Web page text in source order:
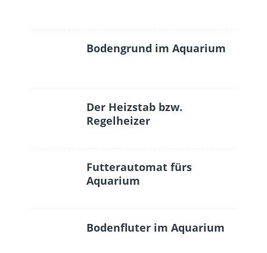
Bodengrund im Aquarium
Der Heizstab bzw.
Regelheizer
Futterautomat fürs
Aquarium
Bodenfluter im Aquarium